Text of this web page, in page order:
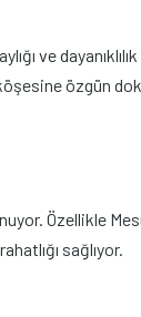
ve
özgün
Özellikle
sağlıyor.